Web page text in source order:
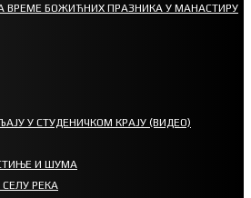
ВРЕМЕ БОЖИЋНИХ ПРАЗНИКА У МАНАСТИРУ
У СТУДЕНИЧКОМ КРАЈУ (ВИДЕО)
И ШУМА
РЕКА